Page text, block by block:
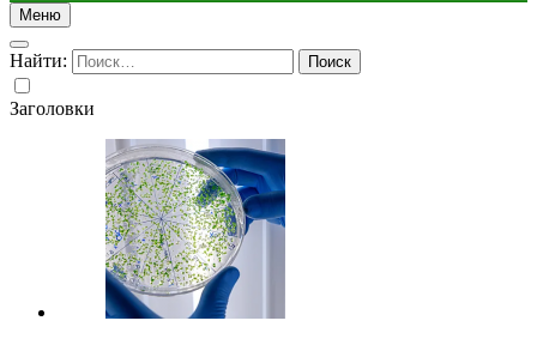
Меню
Найти:
Заголовки